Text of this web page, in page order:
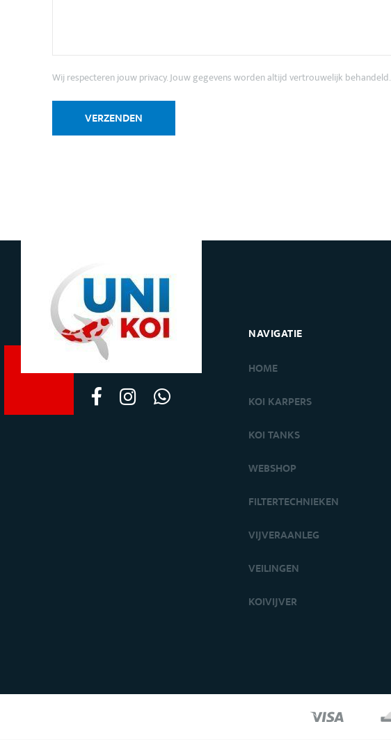
Wij respecteren jouw privacy. Jouw gegevens worden altijd vertrouwelijk behandeld.
VERZENDEN
NAVIGATIE
HOME
KOI KARPERS
KOI TANKS
WEBSHOP
FILTERTECHNIEKEN
VIJVERAANLEG
VEILINGEN
KOIVIJVER